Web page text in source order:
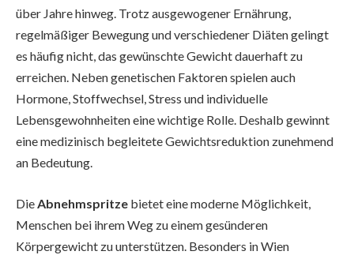
über Jahre hinweg. Trotz ausgewogener Ernährung,
regelmäßiger Bewegung und verschiedener Diäten gelingt
es häufig nicht, das gewünschte Gewicht dauerhaft zu
erreichen. Neben genetischen Faktoren spielen auch
Hormone, Stoffwechsel, Stress und individuelle
Lebensgewohnheiten eine wichtige Rolle. Deshalb gewinnt
eine medizinisch begleitete Gewichtsreduktion zunehmend
an Bedeutung.
Die Abnehmspritze bietet eine moderne Möglichkeit,
Menschen bei ihrem Weg zu einem gesünderen
Körpergewicht zu unterstützen. Besonders in Wien